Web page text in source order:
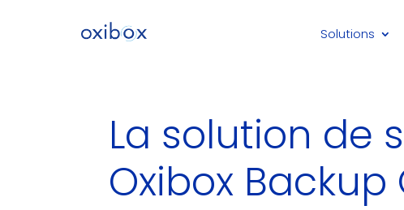
Solutions
La solution de
Oxibox